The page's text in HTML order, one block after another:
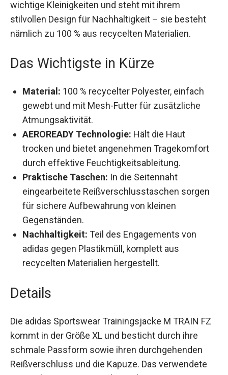
Reißverschlusstaschen genügend Platz für
wichtige Kleinigkeiten und steht mit ihrem
stilvollen Design für Nachhaltigkeit – sie besteht
Material:100 % recycelter Polyester, einfach
gewebt und mit Mesh-Futter für zusätzliche
Atmungsaktivität.
AEROREADY Technologie:Hält die Haut
trocken und bietet angenehmen Tragekomfort
durch effektive Feuchtigkeitsableitung.
Praktische Taschen:In die Seitennaht
eingearbeitete Reißverschlusstaschen sorgen
für sichere Aufbewahrung von kleinen
Gegenständen.
Nachhaltigkeit:Teil des Engagements von
adidas gegen Plastikmüll, komplett aus
Die adidas Sportswear Trainingsjacke M TRAIN
FZ kommt in der Größe XL und besticht durch ihre
schmale Passform sowie ihren durchgehenden